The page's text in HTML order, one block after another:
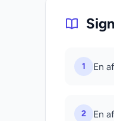
1 En
2 En